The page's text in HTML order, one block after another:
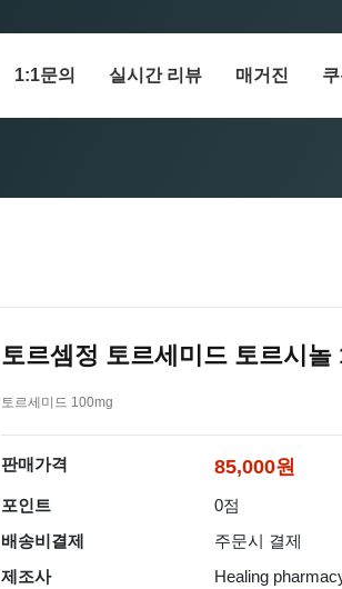
1:1문의 실시간 리뷰 매거진
토르셈정 토르세미드 토르시놀
토르세미드 100mg
판매가격 85,000원
포인트
0점
배송비결제
주문시 결제
제조사
Healing